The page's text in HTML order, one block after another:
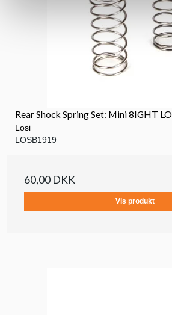
Rear Shock Spring Set: Mini 8IGHT
Losi
LOSB1919
60,00 DKK
Vis produkt